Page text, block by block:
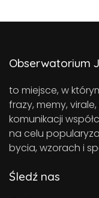
Obserwatorium
to miejsce, w
frazy, memy,
komunikacji
na celu
bycia, wzorach i
Śledź nas